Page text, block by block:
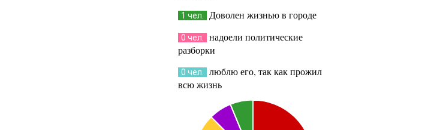
1 чел. Доволен жизнью в городе
0 чел.
надоели политические
разборки
0 чел.
люблю его, так как прожил
всю жизнь